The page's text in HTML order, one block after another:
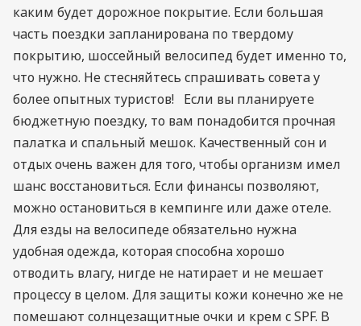
каким будет дорожное покрытие. Если большая
часть поездки запланирована по твердому
покрытию, шоссейный велосипед будет именно то,
что нужно. Не стесняйтесь спрашивать совета у
более опытных туристов! Если вы планируете
бюджетную поездку, то вам понадобится прочная
палатка и спальный мешок. Качественный сон и
отдых очень важен для того, чтобы организм имел
шанс восстановиться. Если финансы позволяют,
можно остановиться в кемпинге или даже отеле.
Для езды на велосипеде обязательно нужна
удобная одежда, которая способна хорошо
отводить влагу, нигде не натирает и не мешает
процессу в целом. Для защиты кожи конечно же не
помешают солнцезащитные очки и крем с SPF. В